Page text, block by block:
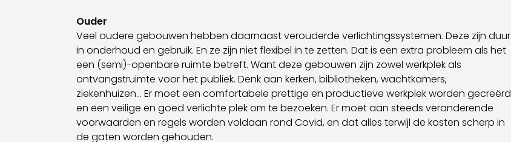
Ouder
Veel oudere gebouwen hebben daarnaast verouderde verlichtingssystemen. Deze zijn duur
in onderhoud en gebruik. En ze zijn niet flexibel in te zetten. Dat is een extra probleem als het
een (semi)-openbare ruimte betreft. Want deze gebouwen zijn zowel werkplek als
ontvangstruimte voor het publiek. Denk aan kerken, bibliotheken, wachtkamers,
ziekenhuizen... Er moet een comfortabele prettige en productieve werkplek worden gecreërd
en een veilige en goed verlichte plek om te bezoeken. Er moet aan steeds veranderende
voorwaarden en regels worden voldaan rond Covid, en dat alles terwijl de kosten scherp in
de gaten worden gehouden.